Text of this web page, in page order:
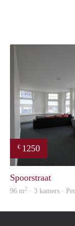
€ 1250
Spoorstraat
96 m2 · 3 kamers ·